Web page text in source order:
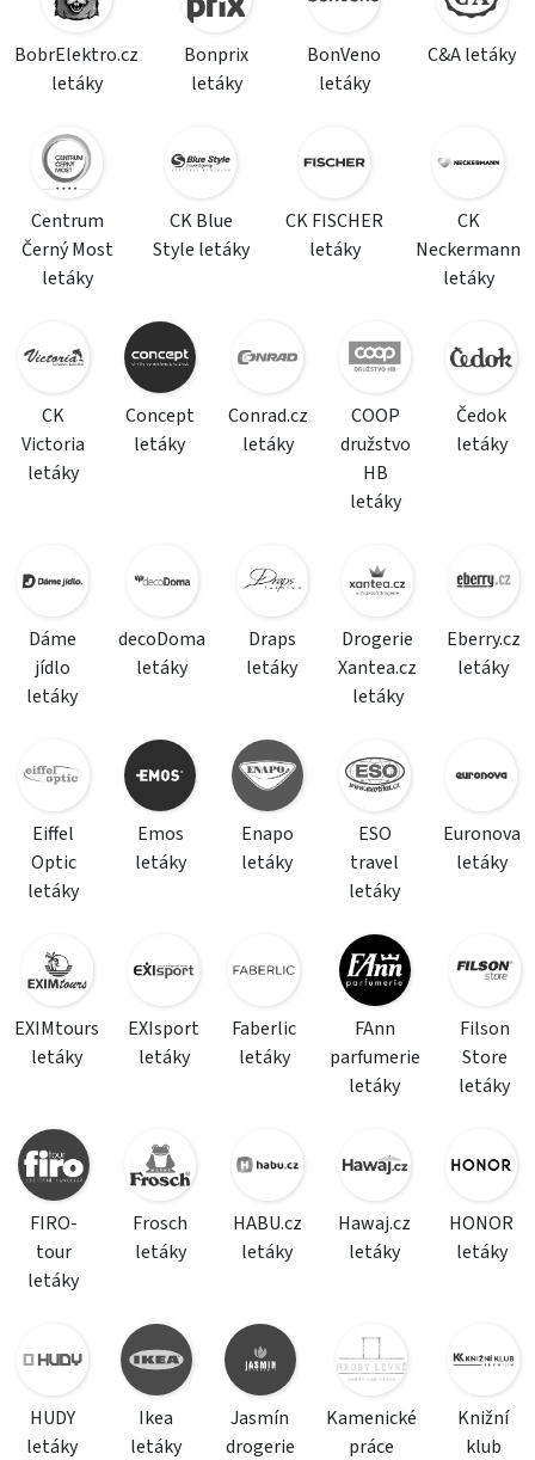
BobrElektro.cz
letáky
Bonprix
letáky
BonVeno
letáky
C&A letáky
Centrum
Černý Most
letáky
CK Blue
Style letáky
CK FISCHER
letáky
CK
Neckermann
letáky
CK
Victoria
letáky
Concept
letáky
Conrad.cz
letáky
COOP
družstvo
HB
letáky
Čedok
letáky
Dáme
jídlo
letáky
decoDoma
letáky
Draps
letáky
Drogerie
Xantea.cz
letáky
Eberry.cz
letáky
Eiffel
Optic
letáky
Emos
letáky
Enapo
letáky
ESO
travel
letáky
Euronova
letáky
EXIMtours
letáky
EXIsport
letáky
Faberlic
letáky
FAnn
parfumerie
letáky
Filson
Store
letáky
FIRO-
tour
letáky
Frosch
letáky
HABU.cz
letáky
Hawaj.cz
letáky
HONOR
letáky
HUDY
letáky
Ikea
letáky
Jasmín
drogerie
Kamenické
práce
Knižní
klub